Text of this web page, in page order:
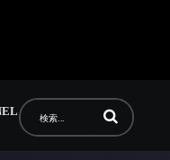
動画の検索語句